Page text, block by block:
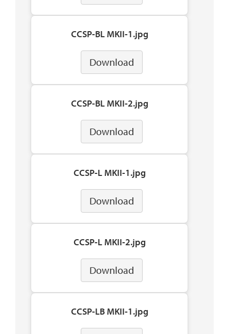
CCSP-BL MKII-1.jpg
Download
CCSP-BL MKII-2.jpg
Download
CCSP-L MKII-1.jpg
Download
CCSP-L MKII-2.jpg
Download
CCSP-LB MKII-1.jpg